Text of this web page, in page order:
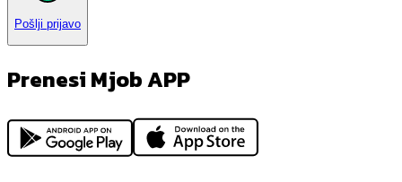
Pošlji prijavo
Prenesi Mjob APP